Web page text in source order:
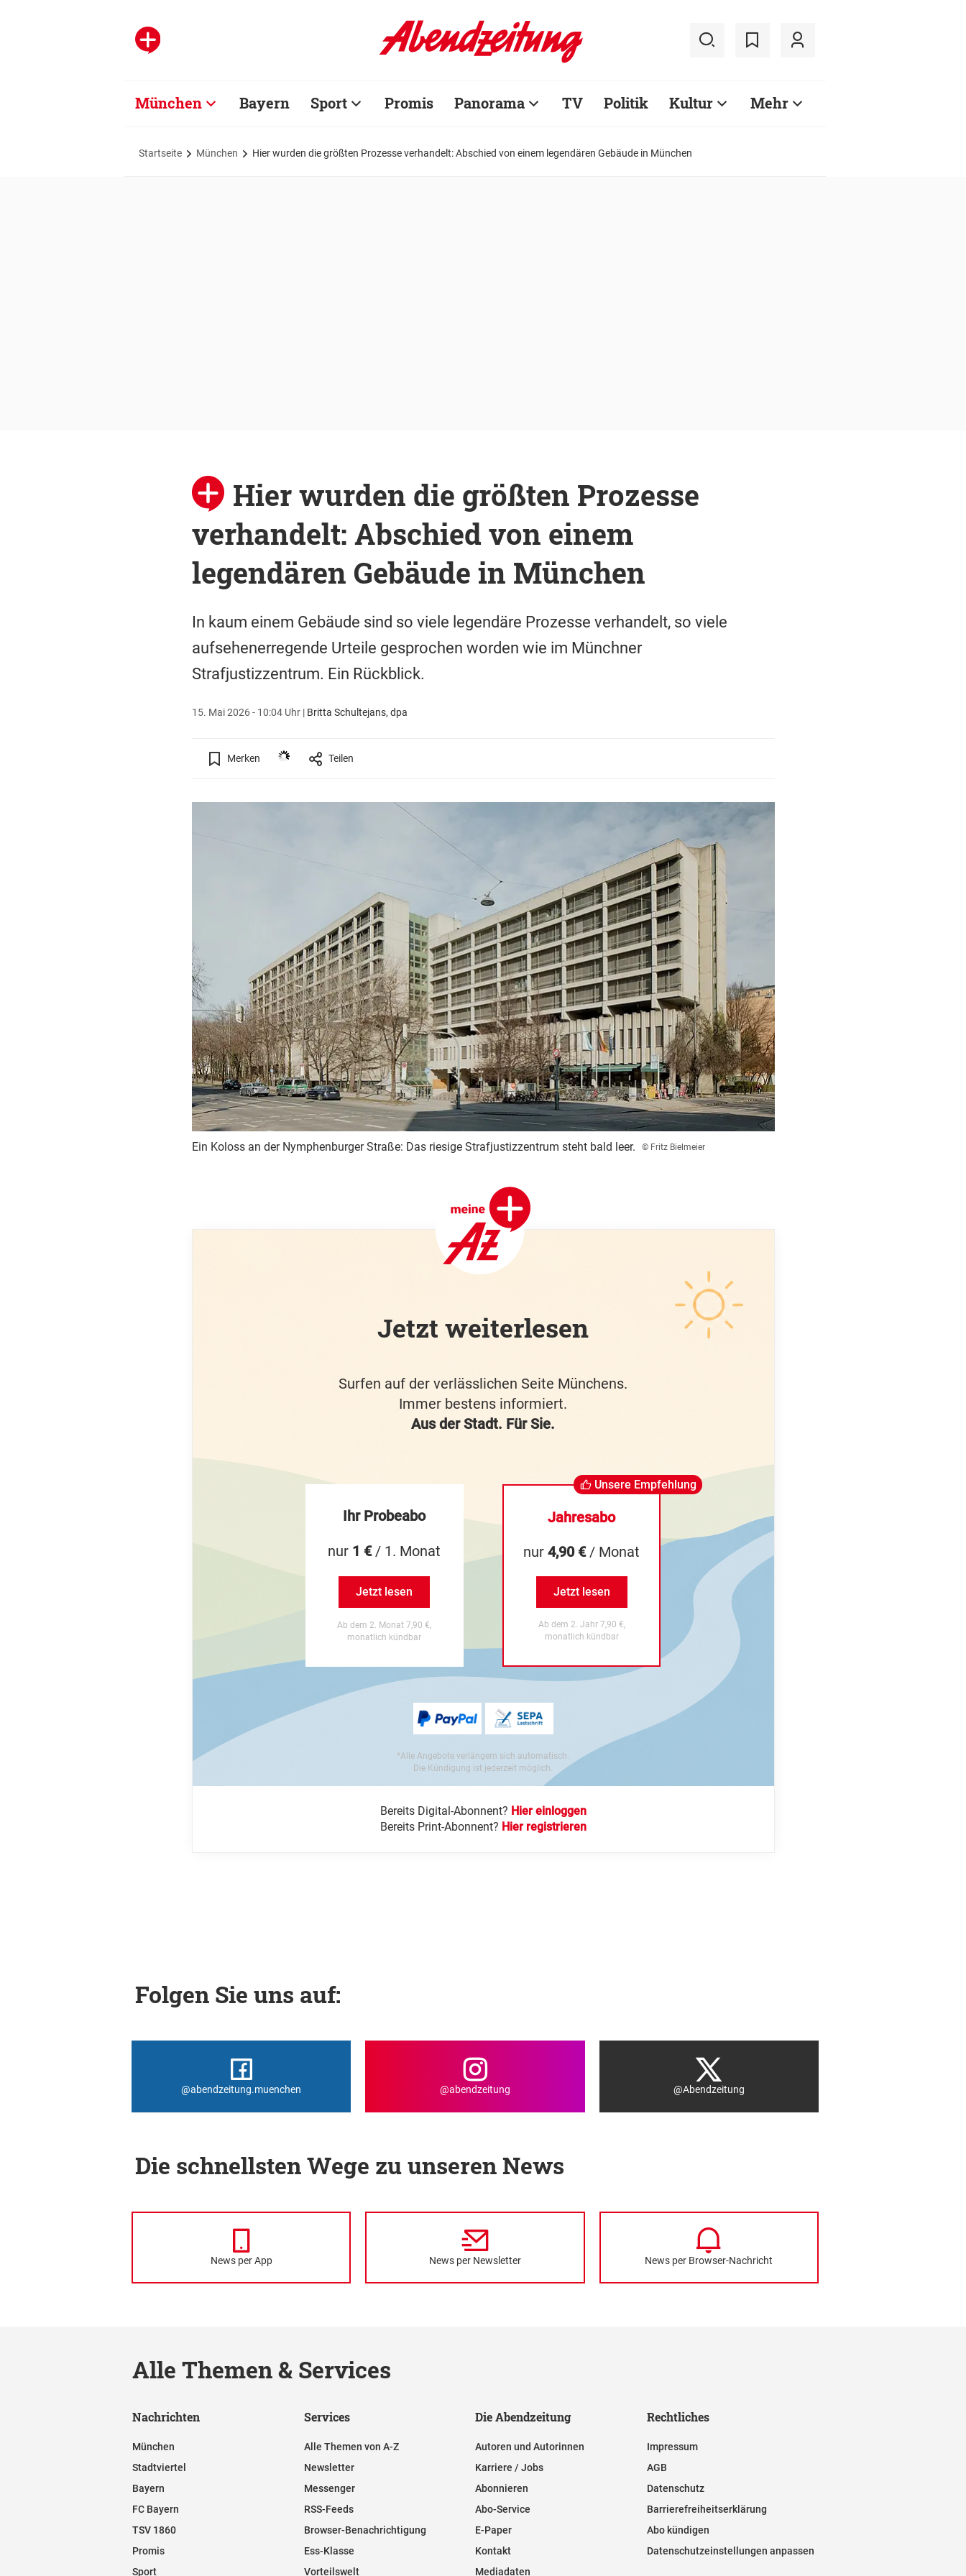
München Bayern Sport Promis Panorama TV Politik Kultur Mehr
Startseite München Hier wurden die größten Prozesse verhandelt: Abschied von einem legendären Gebäude in München
Hier wurden die größten Prozesse
verhandelt: Abschied von einem
legendären Gebäude in München
In kaum einem Gebäude sind so viele legendäre Prozesse verhandelt, so viele
aufsehenerregende Urteile gesprochen worden wie im Münchner
Strafjustizzentrum. Ein Rückblick.
15. Mai 2026 - 10:04 Uhr | Britta Schultejans, dpa
Merken Teilen
Ein Koloss an der Nymphenburger Straße: Das riesige Strafjustizzentrum steht bald leer. © Fritz Bielmeier
Jetzt weiterlesen
Surfen auf der verlässlichen Seite Münchens.
Immer bestens informiert.
Aus der Stadt. Für Sie.
Ihr Probeabo
nur 1 €/ 1. Monat
Jetzt lesen
Ab dem 2. Monat 7,90 €,
monatlich kündbar
Unsere Empfehlung
Jahresabo
nur4,90 €/ Monat
Jetzt lesen
Ab dem 2. Jahr 7,90 €,
monatlich kündbar
*Alle Angebote verlängern sich automatisch.
Die Kündigung ist jederzeit möglich.
Bereits Digital-Abonnent? Hier einloggen
Bereits Print-Abonnent? Hier registrieren
Folgen Sie uns auf:
@abendzeitung.muenchen @abendzeitung @Abendzeitung
Die schnellsten Wege zu unseren News
News per App News per Newsletter News per Browser-Nachricht
Alle Themen & Services
Nachrichten
München
Stadtviertel
Bayern
FC Bayern
TSV 1860
Promis
Sport
Services
Alle Themen von A-Z
Newsletter
Messenger
RSS-Feeds
Browser-Benachrichtigung
Ess-Klasse
Vorteilswelt
Die Abendzeitung
Autoren und Autorinnen
Karriere / Jobs
Abonnieren
Abo-Service
E-Paper
Kontakt
Mediadaten
Rechtliches
Impressum
AGB
Datenschutz
Barrierefreiheitserklärung
Abo kündigen
Datenschutzeinstellungen anpassen